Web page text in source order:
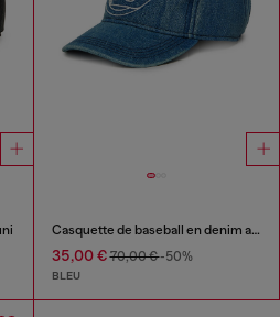
Casquette de baseball en denim avec D brodé
35,00 €70,00 €-50%
BLEU